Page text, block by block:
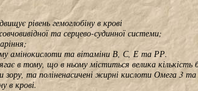
рівень гемоглобіну в крові
та серцево-судинної системи;
амінокислоти та вітаміни В, С, Е та РР.
в тому, що в ньому міститься велика
зору, та поліненасичені жирні кислоти Омега 3
в крові.